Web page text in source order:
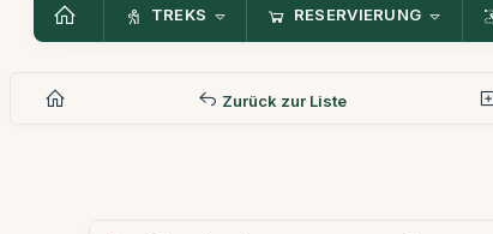
TREKS RESERVIERUNG
Zurück zur Liste